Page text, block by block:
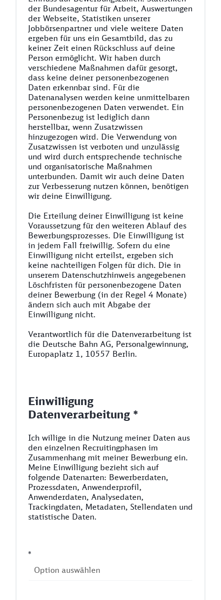
der Bundesagentur für Arbeit, Auswertungen
der Webseite, Statistiken unserer
Jobbörsenpartner und viele weitere Daten
ergeben für uns ein Gesamtbild, das zu
keiner Zeit einen Rückschluss auf deine
Person ermöglicht. Wir haben durch
verschiedene Maßnahmen dafür gesorgt,
dass keine deiner personenbezogenen
Daten erkennbar sind. Für die
Datenanalysen werden keine unmittelbaren
personenbezogenen Daten verwendet. Ein
Personenbezug ist lediglich dann
herstellbar, wenn Zusatzwissen
hinzugezogen wird. Die Verwendung von
Zusatzwissen ist verboten und unzulässig
und wird durch entsprechende technische
und organisatorische Maßnahmen
unterbunden. Damit wir auch deine Daten
zur Verbesserung nutzen können, benötigen
wir deine Einwilligung.
Die Erteilung deiner Einwilligung ist keine
Voraussetzung für den weiteren Ablauf des
Bewerbungsprozesses. Die Einwilligung ist
in jedem Fall freiwillig. Sofern du eine
Einwilligung nicht erteilst, ergeben sich
keine nachteiligen Folgen für dich. Die in
unserem Datenschutzhinweis angegebenen
Löschfristen für personenbezogene Daten
deiner Bewerbung (in der Regel 4 Monate)
ändern sich auch mit Abgabe der
Einwilligung nicht.
Verantwortlich für die Datenverarbeitung ist
die Deutsche Bahn AG, Personalgewinnung,
Europaplatz 1, 10557 Berlin.
Einwilligung
Datenverarbeitung *
Ich willige in die Nutzung meiner Daten aus
den einzelnen Recruitingphasen im
Zusammenhang mit meiner Bewerbung ein.
Meine Einwilligung bezieht sich auf
folgende Datenarten: Bewerberdaten,
Prozessdaten, Anwenderprofil,
Anwenderdaten, Analysedaten,
Trackingdaten, Metadaten, Stellendaten und
statistische Daten.
*